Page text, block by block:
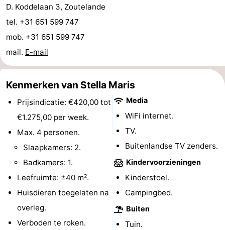
Actief
Praktisch
Forum
Route
Parkeren
Reisboekenwinkel
Nieuws
Medische
adressen
Regio
Zeeland
Schouwen-
D. Koddelaan 3, Zoutelande
tel. +31 651 599 747
mob. +31 651 599 747
mail. E-mail
Kenmerken van Stella Maris
Prijsindicatie: €420,00 tot
€1.275,00 per week.
Max. 4 personen.
Slaapkamers: 2.
Badkamers: 1.
Leefruimte: ±40 m².
Huisdieren toegelaten na
overleg.
Verboden te roken.
Media
WiFi internet.
TV.
Buitenlandse TV zenders.
Kindervoorzieningen
Kinderstoel.
Campingbed.
Buiten
Tuin.